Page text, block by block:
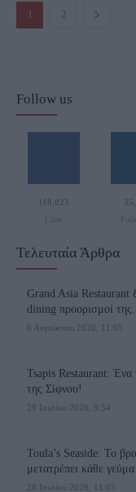
1 2
Follow us
110,023
Τελευταία Άρθρα
Grand Asia Restaurant
dining προορισμοί
6 Αυγούστου 2026, 11:05
Tsapis Restaurant: Ένα
της Σίφνου!
29 Ιουλίου 2026, 9:54
Toula’s Seaside: Το
μετατρέπει κάθε
28 Ιουλίου 2026, 11:05